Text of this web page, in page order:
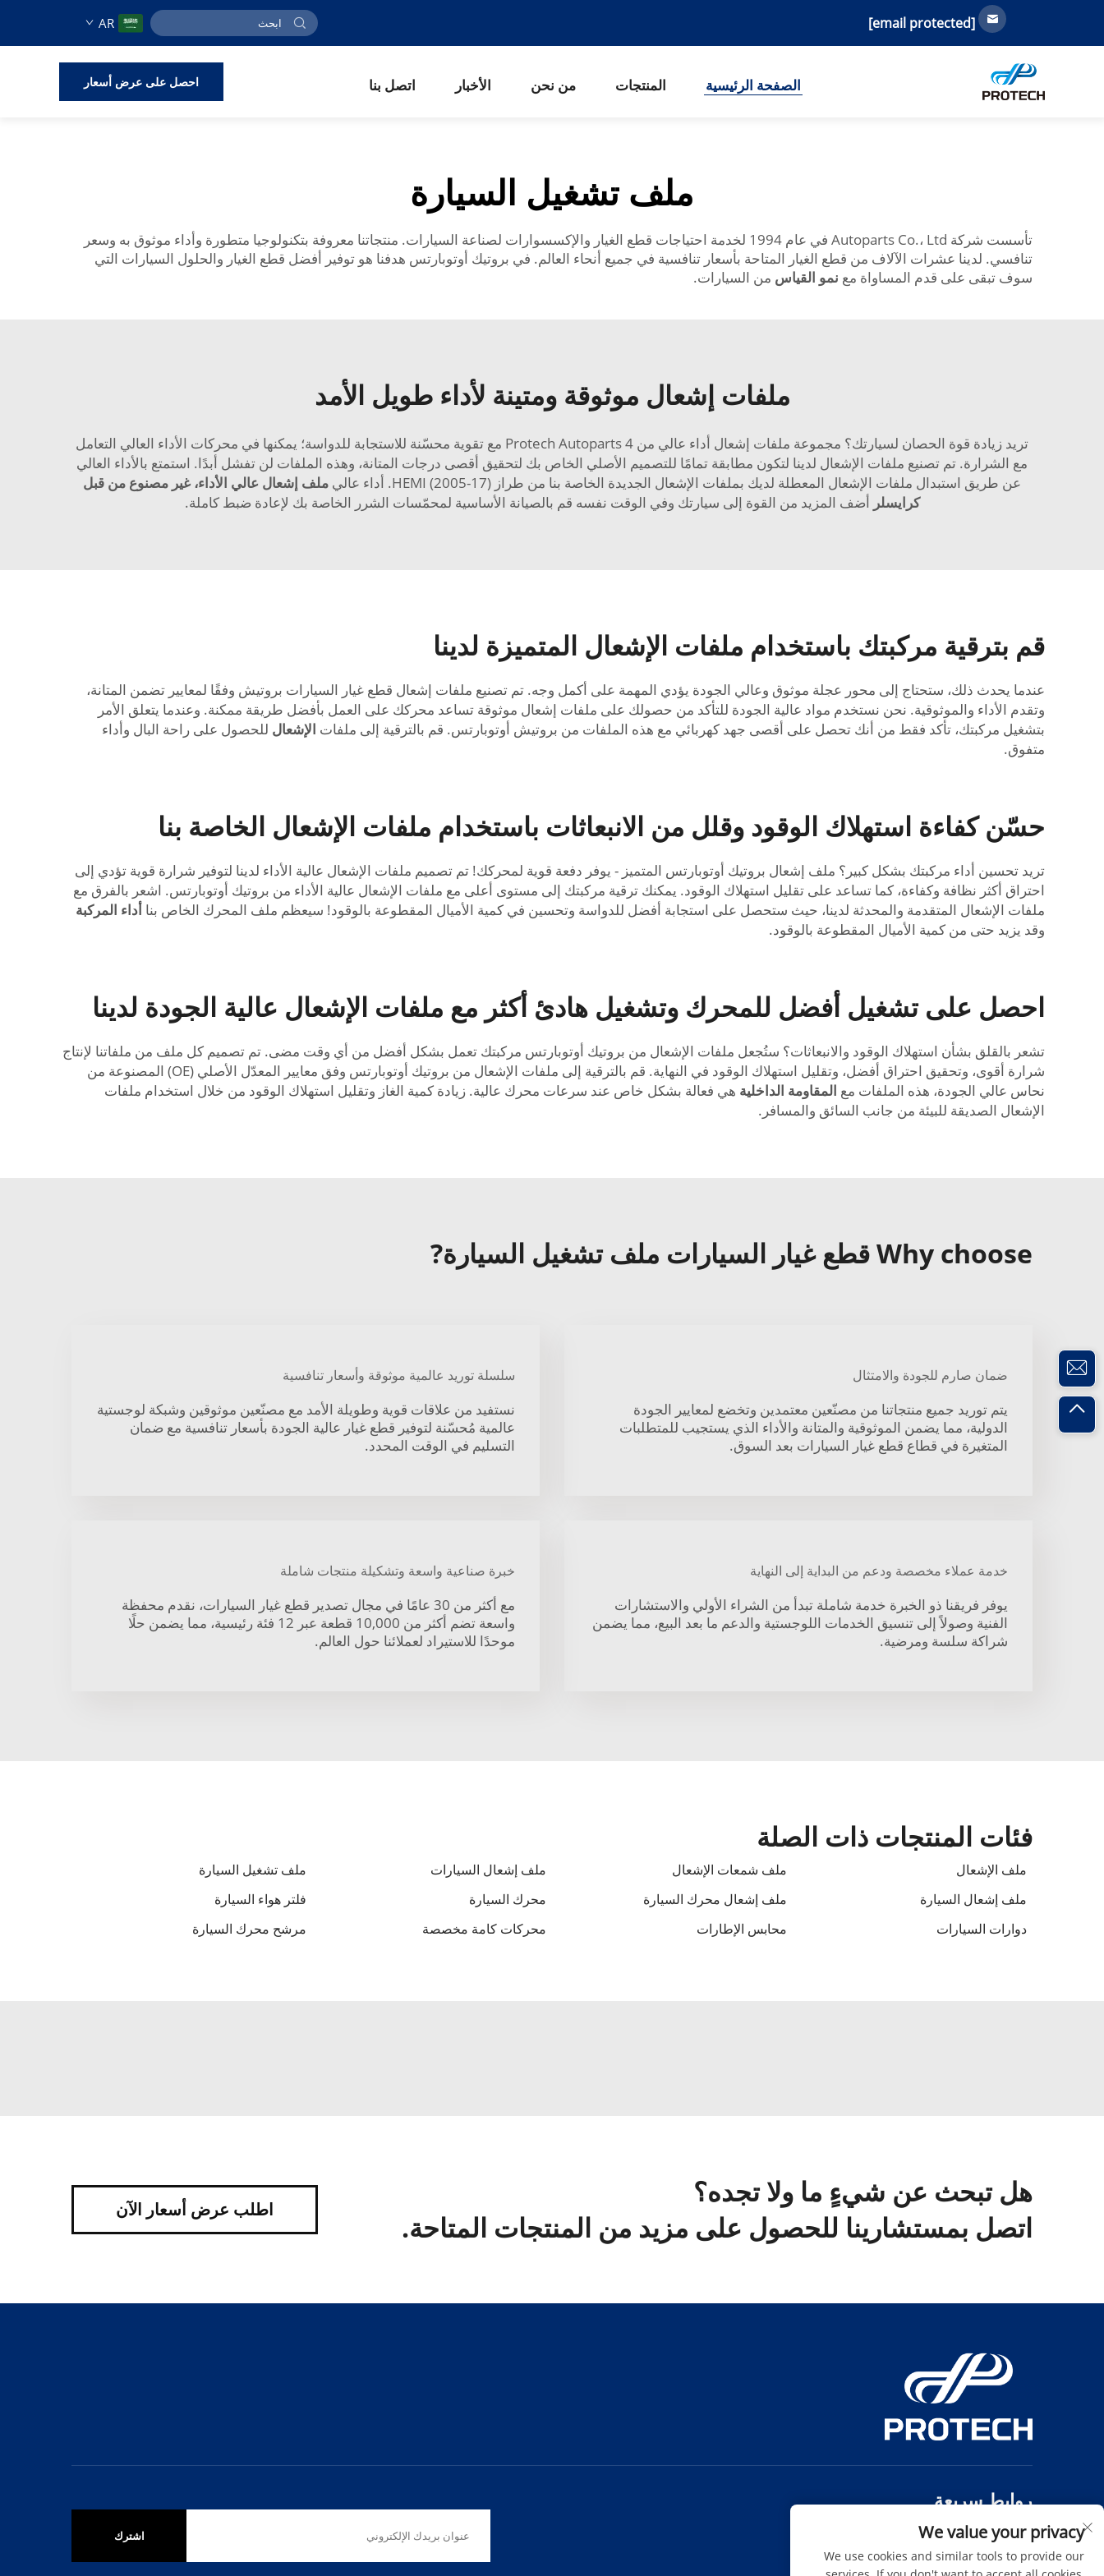
[email protected]
AR
الصفحة الرئيسية المنتجات من نحن الأخبار اتصل بنا احصل على عرض أسعار
ملف تشغيل السيارة
تأسست شركة Autoparts Co.، Ltd في عام 1994 لخدمة احتياجات قطع الغيار والإكسسوارات لصناعة السيارات. منتجاتنا معروفة بتكنولوجيا متطورة وأداء موثوق به وسعر
تنافسي. لدينا عشرات الآلاف من قطع الغيار المتاحة بأسعار تنافسية في جميع أنحاء العالم. في بروتيك أوتوبارتس هدفنا هو توفير أفضل قطع الغيار والحلول السيارات التي
سوف تبقى على قدم المساواة مع نمو القياس من السيارات.
ملفات إشعال موثوقة ومتينة لأداء طويل الأمد
تريد زيادة قوة الحصان لسيارتك؟ مجموعة ملفات إشعال أداء عالي من Protech Autoparts 4 مع تقوية محسّنة للاستجابة للدواسة؛ يمكنها في محركات الأداء العالي التعامل
مع الشرارة. تم تصنيع ملفات الإشعال لدينا لتكون مطابقة تمامًا للتصميم الأصلي الخاص بك لتحقيق أقصى درجات المتانة، وهذه الملفات لن تفشل أبدًا. استمتع بالأداء العالي
عن طريق استبدال ملفات الإشعال المعطلة لديك بملفات الإشعال الجديدة الخاصة بنا من طراز HEMI (2005-17). أداء عالي
ملف إشعال عالي الأداء، غير مصنوع من قبل
كرايسلر أضف المزيد من القوة إلى سيارتك وفي الوقت نفسه قم بالصيانة الأساسية لمحمّسات الشرر الخاصة بك لإعادة ضبط كاملة.
قم بترقية مركبتك باستخدام ملفات الإشعال المتميزة لدينا
عندما يحدث ذلك، ستحتاج إلى محور عجلة موثوق وعالي الجودة يؤدي المهمة على أكمل وجه. تم تصنيع ملفات إشعال قطع غيار السيارات بروتيش وفقًا لمعايير تضمن المتانة،
وتقدم الأداء والموثوقية. نحن نستخدم مواد عالية الجودة للتأكد من حصولك على ملفات إشعال موثوقة تساعد محركك على العمل بأفضل طريقة ممكنة. وعندما يتعلق الأمر
بتشغيل مركبتك، تأكد فقط من أنك تحصل على أقصى جهد كهربائي مع هذه الملفات من بروتيش أوتوبارتس. قم بالترقية إلى ملفات الإشعال للحصول على راحة البال وأداء
متفوق.
حسّن كفاءة استهلاك الوقود وقلل من الانبعاثات باستخدام ملفات الإشعال الخاصة بنا
تريد تحسين أداء مركبتك بشكل كبير؟ ملف إشعال بروتيك أوتوبارتس المتميز - يوفر دفعة قوية لمحركك! تم تصميم ملفات الإشعال عالية الأداء لدينا لتوفير شرارة قوية تؤدي إلى
احتراق أكثر نظافة وكفاءة، كما تساعد على تقليل استهلاك الوقود. يمكنك ترقية مركبتك إلى مستوى أعلى مع ملفات الإشعال عالية الأداء من بروتيك أوتوبارتس. اشعر بالفرق مع
ملفات الإشعال المتقدمة والمحدثة لدينا، حيث ستحصل على استجابة أفضل للدواسة وتحسين في كمية الأميال المقطوعة بالوقود! سيعظم ملف المحرك الخاص بنا أداء المركبة
وقد يزيد حتى من كمية الأميال المقطوعة بالوقود.
احصل على تشغيل أفضل للمحرك وتشغيل هادئ أكثر مع ملفات الإشعال عالية الجودة لدينا
تشعر بالقلق بشأن استهلاك الوقود والانبعاثات؟ ستُجعل ملفات الإشعال من بروتيك أوتوبارتس مركبتك تعمل بشكل أفضل من أي وقت مضى. تم تصميم كل ملف من ملفاتنا لإنتاج
شرارة أقوى، وتحقيق احتراق أفضل، وتقليل استهلاك الوقود في النهاية. قم بالترقية إلى ملفات الإشعال من بروتيك أوتوبارتس وفق معايير المعدّل الأصلي (OE) المصنوعة من
نحاس عالي الجودة، هذه الملفات مع المقاومة الداخلية هي فعالة بشكل خاص عند سرعات محرك عالية. زيادة كمية الغاز وتقليل استهلاك الوقود من خلال استخدام ملفات
الإشعال الصديقة للبيئة من جانب السائق والمسافر.
Why choose قطع غيار السيارات ملف تشغيل السيارة?
ضمان صارم للجودة والامتثال
يتم توريد جميع منتجاتنا من مصنّعين معتمدين وتخضع لمعايير الجودة
الدولية، مما يضمن الموثوقية والمتانة والأداء الذي يستجيب للمتطلبات
المتغيرة في قطاع قطع غيار السيارات بعد السوق.
سلسلة توريد عالمية موثوقة وأسعار تنافسية
نستفيد من علاقات قوية وطويلة الأمد مع مصنّعين موثوقين وشبكة لوجستية
عالمية مُحسّنة لتوفير قطع غيار عالية الجودة بأسعار تنافسية مع ضمان
التسليم في الوقت المحدد.
خدمة عملاء مخصصة ودعم من البداية إلى النهاية
يوفر فريقنا ذو الخبرة خدمة شاملة تبدأ من الشراء الأولي والاستشارات
الفنية وصولاً إلى تنسيق الخدمات اللوجستية والدعم ما بعد البيع، مما يضمن
شراكة سلسة ومرضية.
خبرة صناعية واسعة وتشكيلة منتجات شاملة
مع أكثر من 30 عامًا في مجال تصدير قطع غيار السيارات، نقدم محفظة
واسعة تضم أكثر من 10,000 قطعة عبر 12 فئة رئيسية، مما يضمن حلًا
موحدًا للاستيراد لعملائنا حول العالم.
فئات المنتجات ذات الصلة
ملف الإشعال ملف شمعات الإشعال ملف إشعال السيارات
ملف تشغيل السيارة
ملف إشعال السيارة
ملف إشعال محرك السيارة محرك السيارة
فلتر هواء السيارة
دوارات السيارات
محابس الإطارات محركات كامة مخصصة مرشح محرك السيارة
هل تبحث عن شيءٍ ما ولا تجده؟
اتصل بمستشارينا للحصول على مزيد من المنتجات المتاحة.
اطلب عرض أسعار الآن
روابط سريعة
المنتجات
الأخبار اتصل بنا
اشترك We value your privacy
We use cookies and similar tools to provide our